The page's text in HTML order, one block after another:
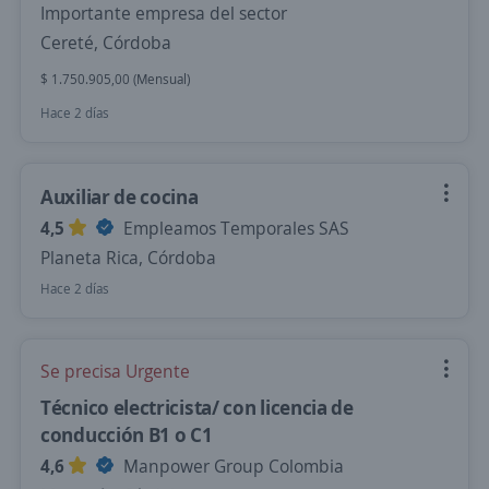
Importante empresa del sector
Cereté, Córdoba
$ 1.750.905,00 (Mensual)
Hace 2 días
Auxiliar de cocina
4,5
Empleamos Temporales SAS
Planeta Rica, Córdoba
Hace 2 días
Se precisa Urgente
Técnico electricista/ con licencia de
conducción B1 o C1
4,6
Manpower Group Colombia